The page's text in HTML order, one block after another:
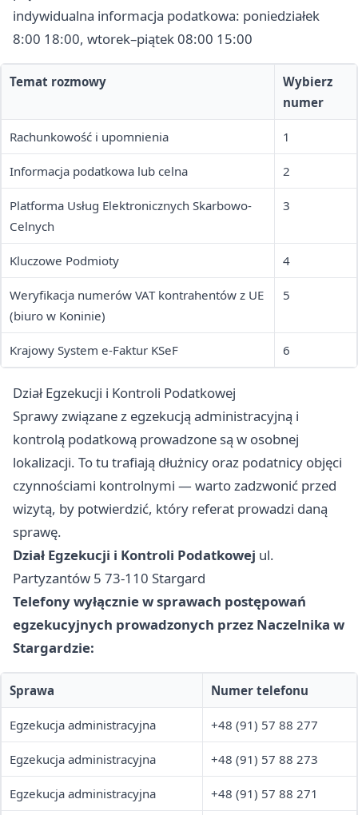
indywidualna informacja podatkowa: poniedziałek
8:00 18:00, wtorek–piątek 08:00 15:00
Temat rozmowy
Wybierz
numer
Rachunkowość i upomnienia 1
Informacja podatkowa lub celna 2
Platforma Usług Elektronicznych Skarbowo-
Celnych
3
Kluczowe Podmioty 4
Weryfikacja numerów VAT kontrahentów z UE
(biuro w Koninie)
5
Krajowy System e-Faktur KSeF 6
Dział Egzekucji i Kontroli Podatkowej
Sprawy związane z egzekucją administracyjną i
kontrolą podatkową prowadzone są w osobnej
lokalizacji. To tu trafiają dłużnicy oraz podatnicy objęci
czynnościami kontrolnymi — warto zadzwonić przed
wizytą, by potwierdzić, który referat prowadzi daną
sprawę.
Dział Egzekucji i Kontroli Podatkowej ul.
Partyzantów 5 73-110 Stargard
Telefony wyłącznie w sprawach postępowań
egzekucyjnych prowadzonych przez Naczelnika w
Stargardzie:
Sprawa Numer telefonu
Egzekucja administracyjna +48 (91) 57 88 277
Egzekucja administracyjna +48 (91) 57 88 273
Egzekucja administracyjna +48 (91) 57 88 271